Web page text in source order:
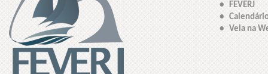
• FEVERJ
•
• Vela na